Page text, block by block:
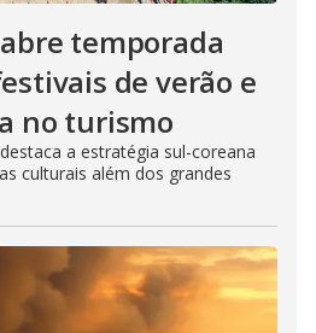
temporada
de verão e
no turismo
a estratégia sul-coreana
culturais além dos grandes